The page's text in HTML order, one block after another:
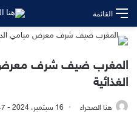
القائمة
المغرب ضيف شرف معرض
الغذائية
هنا الصحراء 16 سبتمبر، 2024 - 6:47 مساءً